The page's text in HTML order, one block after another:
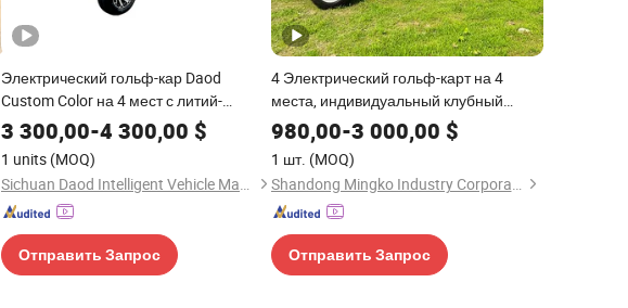
Электрический гольф-кар Daod
Custom Color на 4 мест с литий-
железо-фосфатным аккумулятором
30 5okm/H Скорость для курортного
кампуса и живописной зоны
3 300,00-4 300,00 $
1 units (MOQ)
Sichuan Daod Intelligent Vehicle Manufacturing Co., Ltd.
Отправить Запрос
4 Электрический гольф-карт на 4
места, индивидуальный клубный
автомобиль, электрическая
мощность, красный 2+2 Сиденья на
продажу
980,00-3 000,00 $
1 шт. (MOQ)
Shandong Mingko Industry Corporation
Отправить Запрос